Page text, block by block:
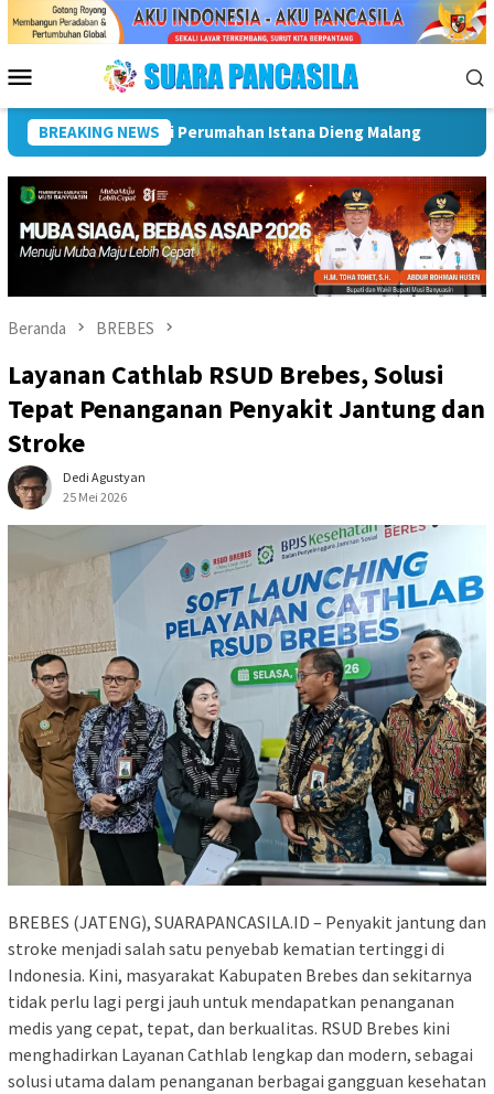
Menu
Mobile
BREAKING NEWS
Linggau Kukuhkan Pramuka Garuda dan Lepas Peserta
Beranda BREBES
Layanan Cathlab RSUD Brebes, Solusi
Tepat Penanganan Penyakit Jantung dan
Stroke
Dedi Agustyan
25 Mei 2026
BREBES (JATENG), SUARAPANCASILA.ID – Penyakit jantung dan
stroke menjadi salah satu penyebab kematian tertinggi di
Indonesia. Kini, masyarakat Kabupaten Brebes dan sekitarnya
tidak perlu lagi pergi jauh untuk mendapatkan penanganan
medis yang cepat, tepat, dan berkualitas. RSUD Brebes kini
menghadirkan Layanan Cathlab lengkap dan modern, sebagai
solusi utama dalam penanganan berbagai gangguan kesehatan